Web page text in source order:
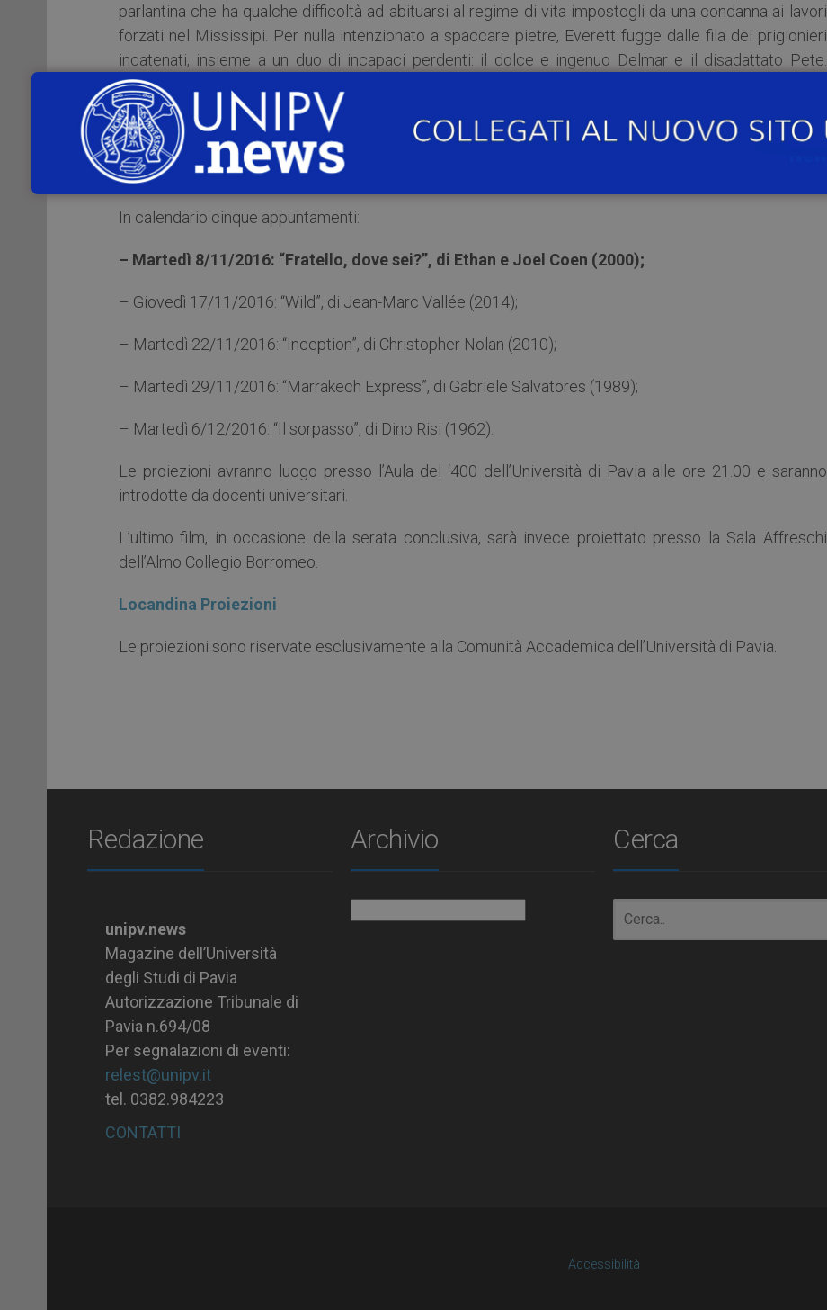
parlantina che ha qualche difficoltà ad abituarsi al regime di vita impostogli da una condanna ai lavori
forzati nel Mississipi. Per nulla intenzionato a spaccare pietre, Everett fugge dalle fila dei prigionieri
incatenati, insieme a un duo di incapaci perdenti: il dolce e ingenuo Delmar e il disadattato Pete.
Durante la loro corsa verso la libertà attraverso l’America rurale della grande crisi, uniti dalla promessa
di dividere un tesoro sepolto da un milione di dollari, i tre si imbarcano così in una straordinaria
avventura incontrando una variopinta galleria di personaggi densi di riferimenti omerici e non solo.
Locandina
In calendario cinque appuntamenti:
– Martedì 8/11/2016: “Fratello, dove sei?”, di Ethan e Joel Coen (2000);
– Giovedì 17/11/2016: “Wild”, di Jean-Marc Vallée (2014);
– Martedì 22/11/2016: “Inception”, di Christopher Nolan (2010);
– Martedì 29/11/2016: “Marrakech Express”, di Gabriele Salvatores (1989);
– Martedì 6/12/2016: “Il sorpasso”, di Dino Risi (1962).
Le proiezioni avranno luogo presso l’Aula del ‘400 dell’Università di Pavia alle ore 21.00 e saranno
introdotte da docenti universitari.
L’ultimo film, in occasione della serata conclusiva, sarà invece proiettato presso la Sala Affreschi
dell’Almo Collegio Borromeo.
Locandina Proiezioni
Le proiezioni sono riservate esclusivamente alla Comunità Accademica dell’Università di Pavia.
Redazione
unipv.news
Magazine dell’Università
degli Studi di Pavia
Autorizzazione Tribunale di
Pavia n.694/08
Per segnalazioni di eventi:
relest@unipv.it
tel. 0382.984223
CONTATTI
Archivio Cerca
Accessibilità